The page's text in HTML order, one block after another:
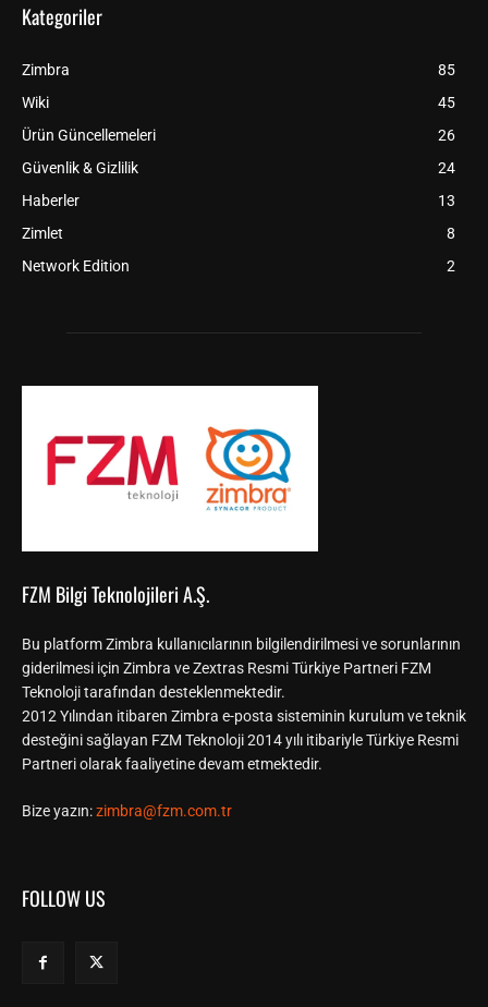
Kategoriler
Zimbra
85
Wiki
45
Ürün Güncellemeleri
26
Güvenlik & Gizlilik
24
Haberler
13
Zimlet
8
Network Edition
2
FZM Bilgi Teknolojileri A.Ş.
Bu platform Zimbra kullanıcılarının bilgilendirilmesi ve sorunlarının
giderilmesi için Zimbra ve Zextras Resmi Türkiye Partneri FZM
Teknoloji tarafından desteklenmektedir.
2012 Yılından itibaren Zimbra e-posta sisteminin kurulum ve teknik
desteğini sağlayan FZM Teknoloji 2014 yılı itibariyle Türkiye Resmi
Partneri olarak faaliyetine devam etmektedir.
Bize yazın:zimbra@fzm.com.tr
FOLLOW US